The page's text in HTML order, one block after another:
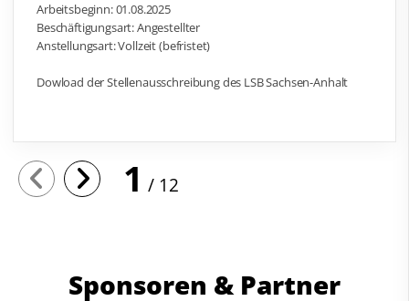
Arbeitsbeginn: 01.08.2025
Beschäftigungsart: Angestellter
Anstellungsart: Vollzeit (befristet)
Dowload der Stellenausschreibung des LSB Sachsen-Anhalt
1 12
Sponsoren & Partner